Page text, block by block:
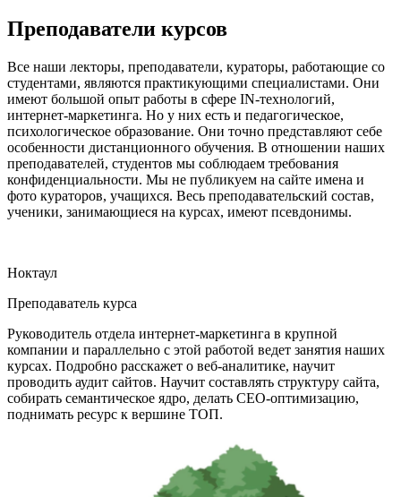
Преподаватели курсов
Все наши лекторы, преподаватели, кураторы, работающие со
студентами, являются практикующими специалистами. Они
имеют большой опыт работы в сфере IN-технологий,
интернет-маркетинга. Но у них есть и педагогическое,
психологическое образование. Они точно представляют себе
особенности дистанционного обучения. В отношении наших
преподавателей, студентов мы соблюдаем требования
конфиденциальности. Мы не публикуем на сайте имена и
фото кураторов, учащихся. Весь преподавательский состав,
ученики, занимающиеся на курсах, имеют псевдонимы.
Ноктаул
Преподаватель курса
Руководитель отдела интернет-маркетинга в крупной
компании и параллельно с этой работой ведет занятия наших
курсах. Подробно расскажет о веб-аналитике, научит
проводить аудит сайтов. Научит составлять структуру сайта,
собирать семантическое ядро, делать СЕО-оптимизацию,
поднимать ресурс к вершине ТОП.